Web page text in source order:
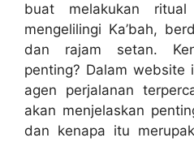
buat melakukan
mengelilingi Ka’bah,
dan rajam setan.
penting? Dalam website
agen perjalanan
akan menjelaskan
dan kenapa itu